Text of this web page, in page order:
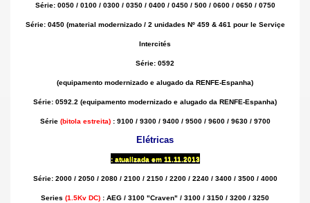
Série: 0050 / 0100 / 0300 / 0350 / 0400 / 0450 / 500 / 0600 / 0650 / 0750
Série: 0450 (material modernizado / 2 unidades Nº 459 & 461 pour le Serviçe
Intercités
Série: 0592
(equipamento modernizado e alugado da RENFE-Espanha)
Série: 0592.2 (equipamento modernizado e alugado da RENFE-Espanha)
Série(bitola estreita): 9100 / 9300 / 9400 / 9500 / 9600 / 9630 / 9700
Elétricas
: atualizada em11.11.2013
Série: 2000 / 2050 / 2080 / 2100 / 2150 / 2200 / 2240 / 3400 / 3500 / 4000
Series (1.5Kv DC) : AEG / 3100 "Craven" / 3100 / 3150 / 3200 / 3250